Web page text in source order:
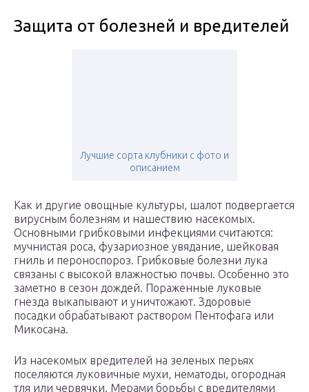
Защита от болезней и вредителей
Лучшие сорта клубники с фото и
описанием
Как и другие овощные культуры, шалот подвергается
вирусным болезням и нашествию насекомых.
Основными грибковыми инфекциями считаются:
мучнистая роса, фузариозное увядание, шейковая
гниль и пероноспороз. Грибковые болезни лука
связаны с высокой влажностью почвы. Особенно это
заметно в сезон дождей. Пораженные луковые
гнезда выкапывают и уничтожают. Здоровые
посадки обрабатывают раствором Пентофага или
Микосана.
Из насекомых вредителей на зеленых перьях
поселяются луковичные мухи, нематоды, огородная
тля или червячки. Мерами борьбы с вредителями